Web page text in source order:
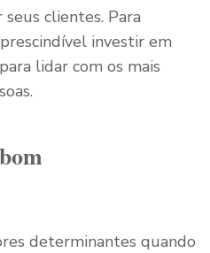
clientes. Para
investir em
lidar com os mais
determinantes quando